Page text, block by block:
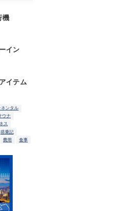
機
イン
イテム
ネンタル
ウナ
ス
搭乗記
費用
食事